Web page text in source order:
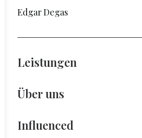
Edgar Degas
Leistungen
Über uns
Influenced